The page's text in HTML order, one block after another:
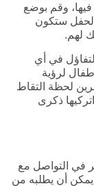
وقم بوضع
ستكون
لهم.
في أي
لرؤية
لحظة التقاط
ذكرى
في التواصل مع
أن يطلبه من